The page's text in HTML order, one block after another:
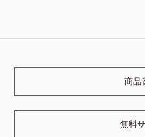
商品
無料